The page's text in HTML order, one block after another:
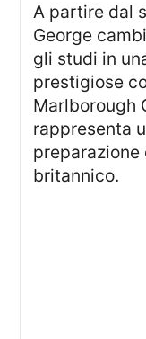
A partire dal settembre del 2026, Prince
George
gli studi in
prestigiose
Marlborough
rappresenta
britannico.